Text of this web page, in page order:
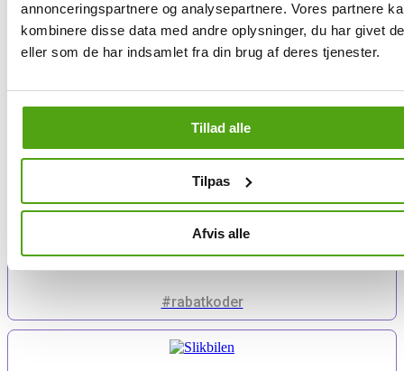
annonceringspartnere og analysepartnere. Vores partnere
kombinere disse data med andre oplysninger, du har givet
eller som de har indsamlet fra din brug af deres tjenester.
Tillad alle
Tilpas
Afvis alle
Lignende butikker med rabat
#rabatkoder
#rabatkoder
#rabatkoder